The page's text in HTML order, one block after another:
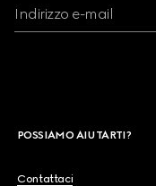
Indirizzo e-mail
POSSIAMO AIUTARTI?
Contattaci